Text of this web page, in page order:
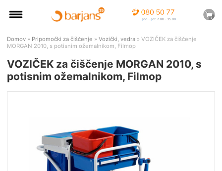
Domov » Pripomočki za čiščenje » Vozički, vedra » VOZIČEK za čiščenje
MORGAN 2010, s potisnim ožemalnikom, Filmop
VOZIČEK za čiščenje MORGAN 2010, s
potisnim ožemalnikom, Filmop